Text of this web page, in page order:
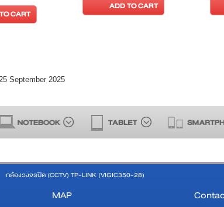
CART
ADD TO CART
September 2025
กล้องวงจรปิด (CCTV) TP-LINK (VIGIC350-28)
MAP